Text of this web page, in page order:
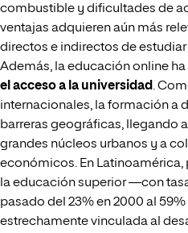
combustible y dificultades de
ventajas adquieren aún más
directos e indirectos de
Además, la educación online
el acceso a la universidad.
internacionales, la formación a
barreras geográficas, llegando
grandes núcleos urbanos y a
económicos. En
la educación superior —con
pasado del 23% en 2000 al
estrechamente vinculada al